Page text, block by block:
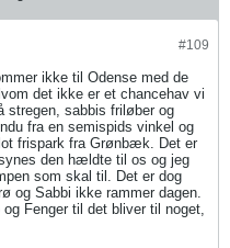
#109
ikke til Odense med de
det ikke er et chancehav vi
stregen, sabbis friløber og
fra en semispids vinkel og
frispark fra Grønbæk. Det er
den hældte til os og jeg
som skal til. Det er dog
og Sabbi ikke rammer dagen.
Fenger til det bliver til noget,